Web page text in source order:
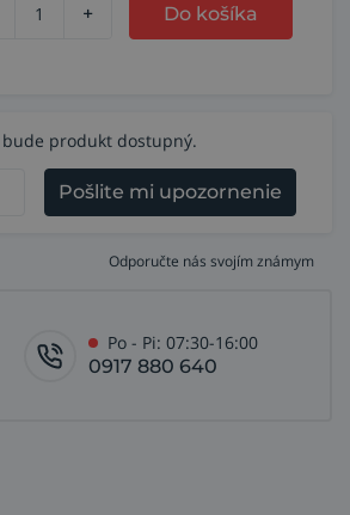
+ Do košíka
produkt dostupný.
Pošlite mi upozornenie
Odporučte nás svojím známym
Po - Pi: 07:30-16:00
0917 880 640